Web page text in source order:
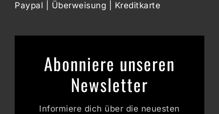
Paypal | Überweisung | Kreditkarte
Abonniere unseren
Newsletter
Informiere dich über die neuesten